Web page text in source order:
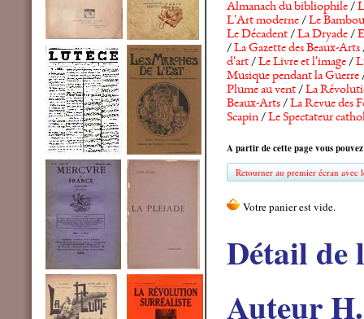
Almanach du bibliophile/
L'Art moderne/Le Bambou
Le Décadent/La Dryade/
/La Gazette des Beaux-Arts
d'art/Le Livre et l'image/
Musique pendant la Guerre
Plume au vent/La
Beaux-Arts/La Revue des
Scapin/Le Spectateur
A partir de cette page vous
Retourner au premier écran avec
Détail de
Auteur